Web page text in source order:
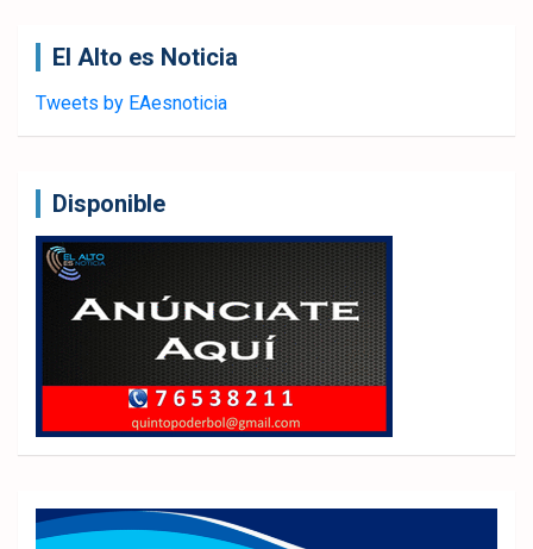
El Alto es Noticia
Tweets by EAesnoticia
Disponible